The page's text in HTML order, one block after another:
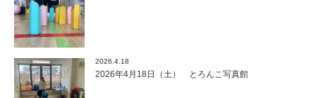
2026.4.18
2026年4月18日（土） とろんこ写真館